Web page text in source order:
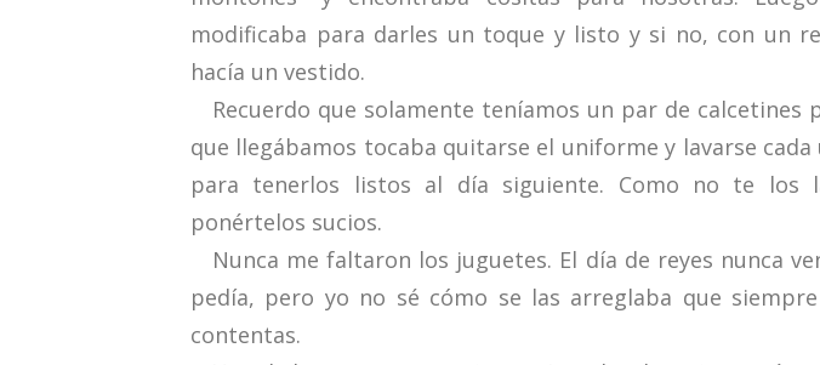
modificaba para darles un toque y listo y si no, con un
hacía un vestido.
Recuerdo que solamente teníamos un par de calcetines
que llegábamos tocaba quitarse el uniforme y lavarse cada
para tenerlos listos al día siguiente. Como no te los
ponértelos sucios.
Nunca me faltaron los juguetes. El día de reyes nunca
pedía, pero yo no sé cómo se las arreglaba que
contentas.